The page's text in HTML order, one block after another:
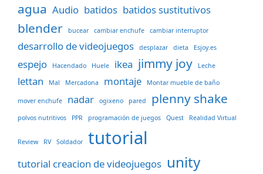
agua Audio batidos batidos sustitutivos
blender bucear cambiar enchufe cambiar interruptor
desarrollo de videojuegos desplazar dieta Esjoy.es
espejo Hacendado Huele ikea jimmy joy Leche
lettan Mal Mercadona montaje Montar mueble de baño
mover enchufe nadar ogixeno pared plenny shake
polvos nutritivos PPR programación de juegos Quest Realidad Virtual
Review RV Soldador tutorial
tutorial creacion de videojuegos unity